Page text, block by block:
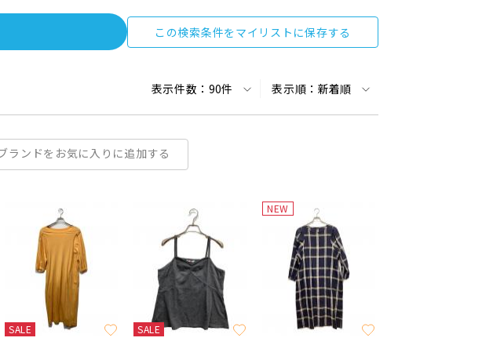
この検索条件をマイリストに保存する
表示件数：90件 表示順： 新着順
ランドをお気に入りに追加する
SALE
SALE
NEW